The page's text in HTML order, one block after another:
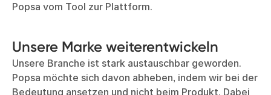
Popsa vom Tool zur Plattform.
Unsere Marke weiterentwickeln
Unsere Branche ist stark austauschbar geworden.
Popsa möchte sich davon abheben, indem wir bei der
Bedeutung ansetzen und nicht beim Produkt. Dabei